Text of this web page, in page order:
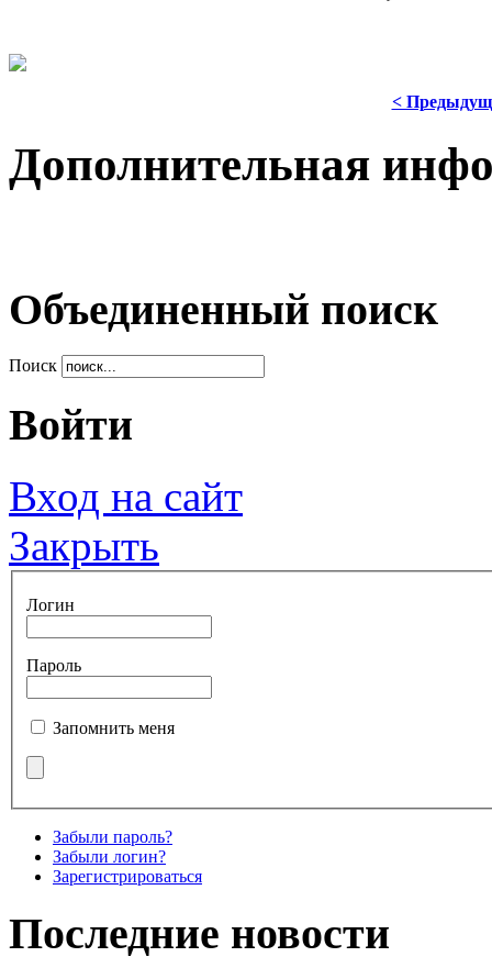
<
Дополнительная
Объединенный поиск
Поиск
Войти
Вход на сайт
Закрыть
Логин
Пароль
Запомнить меня
Забыли пароль?
Забыли логин?
Зарегистрироваться
Последние новости